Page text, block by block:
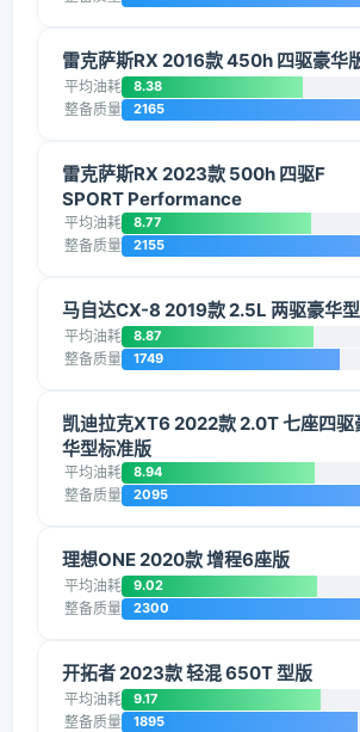
雷克萨斯RX 2016款 450h 四驱豪华
平均油耗 8.38
整备质量 2165
雷克萨斯RX 2023款 500h 四驱F
SPORT Performance
平均油耗 8.77
整备质量 2155
马自达CX-8 2019款 2.5L 两驱豪华型
平均油耗 8.87
整备质量 1749
凯迪拉克XT6 2022款 2.0T 七座四驱
华型标准版
平均油耗 8.94
整备质量 2095
理想ONE 2020款 增程6座版
平均油耗 9.02
整备质量 2300
开拓者 2023款 轻混 650T 型版
平均油耗 9.17
整备质量 1895